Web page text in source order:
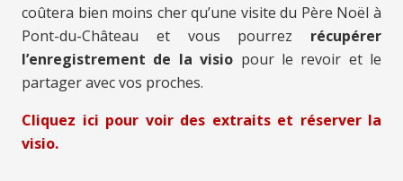
coûtera bien moins cher qu’une visite du Père Noël à
Pont-du-Château et vous pourrez récupérer
l’enregistrement de la visio pour le revoir et le
partager avec vos proches.
Cliquez ici pour voir des extraits et réserver la
visio.